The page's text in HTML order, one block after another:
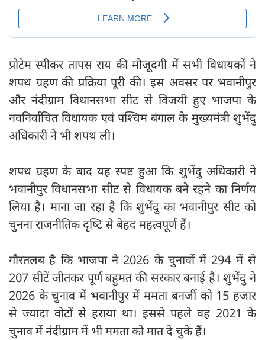
प्रोटेम स्पीकर तापस राय की मौजूदगी में सभी विधायकों ने
शपथ ग्रहण की प्रक्रिया पूरी की। इस अवसर पर भवानीपुर
और नंदीग्राम विधानसभा सीट से विजयी हुए भाजपा के
नवनिर्वाचित विधायक एवं पश्चिम बंगाल के मुख्यमंत्री शुभेंदु
अधिकारी ने भी शपथ ली।
शपथ ग्रहण के बाद यह स्पष्ट हुआ कि शुभेंदु अधिकारी ने
भवानीपुर विधानसभा सीट से विधायक बने रहने का निर्णय
लिया है। माना जा रहा है कि शुभेंदु का भवानीपुर सीट को
चुनना राजनीतिक दृष्‍टि से बेहद महत्वपूर्ण हैं।
गौरतलब है कि भाजपा ने 2026 के चुनावों में 294 में से
207 सीटें जीतकर पूर्ण बहुमत की सरकार बनाई है। शुभेंदु ने
2026 के चुनाव में भवानीपुर में ममता बनर्जी को 15 हजार
से ज्यादा वोटों से हराया था। इससे पहले वह 2021 के
चुनाव में नंदीग्राम में भी ममता को मात दे चुके हैं।